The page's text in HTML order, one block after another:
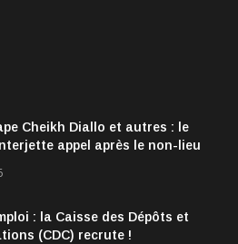
Cheikh Diallo et autres : le
appel après le non-lieu
: la Caisse des Dépôts et
(CDC) recrute !